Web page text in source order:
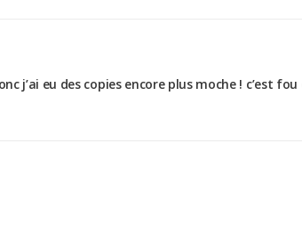
j’ai eu des copies encore plus moche ! c’est